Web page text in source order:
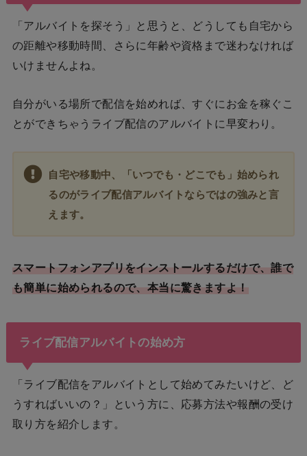
「アルバイトを探そう」と思うと、どうしても自宅から
の距離や移動時間、さらに年齢や資格まで迷わなければ
いけませんよね。
自分がいる場所で配信を始めれば、すぐにお金を稼ぐこ
とができちゃうライブ配信のアルバイトに早変わり。
自宅や移動中、「いつでも・どこでも」始められ
るのがライブ配信アルバイトならではの強みと言
えます。
スマートフォンアプリをインストールするだけで、誰で
も簡単に始められるので、本当に驚きますよ！
ライブ配信アルバイトの始め方
「ライブ配信をアルバイトとして始めてみたいけど、ど
うすればいいの？」という方に、応募方法や報酬の受け
取り方を紹介します。